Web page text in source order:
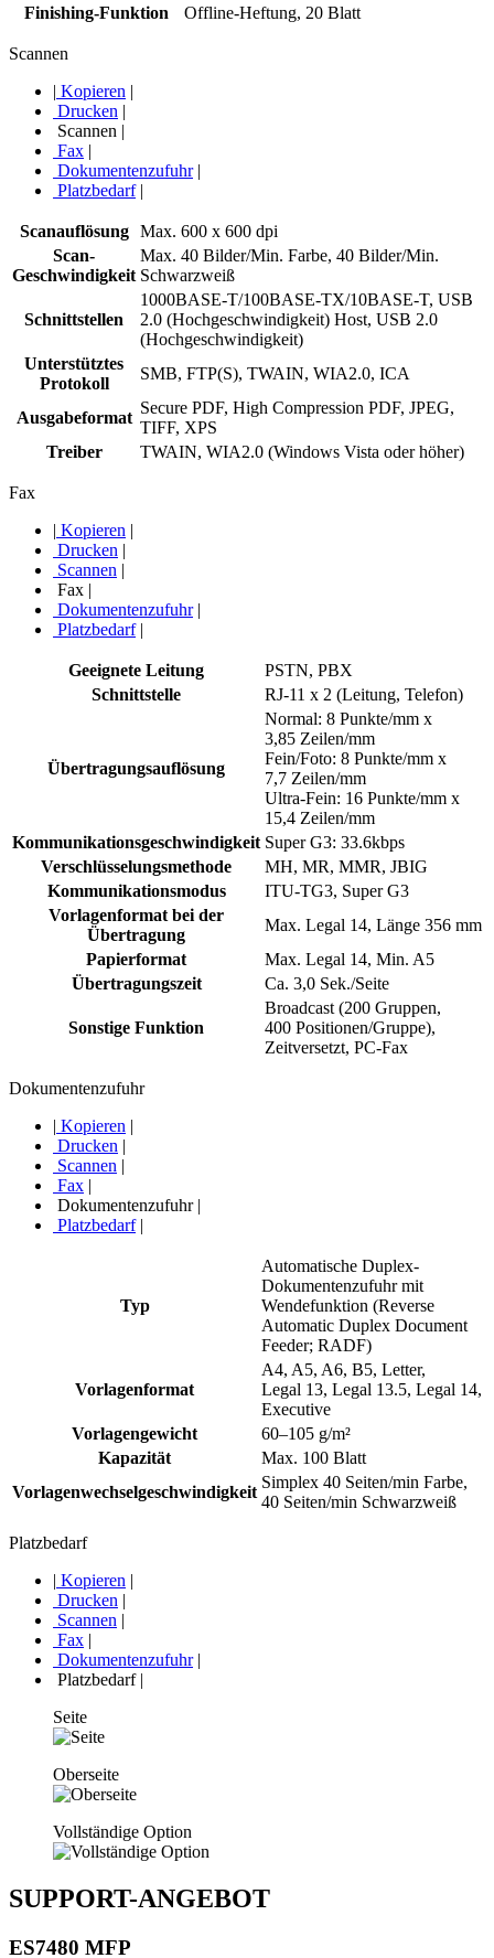
Finishing-Funktion
Offline-Heftung, 20 Blatt
Scannen
| Kopieren |
Drucken |
Scannen |
Fax |
Dokumentenzufuhr|
Platzbedarf|
Scanauflösung
Max. 600 x 600 dpi
Scan-
Geschwindigkeit
Max. 40 Bilder/Min. Farbe, 40 Bilder/Min.
Schwarzweiß
Schnittstellen
1000BASE-T/100BASE-TX/10BASE-T, USB
2.0 (Hochgeschwindigkeit) Host, USB 2.0
(Hochgeschwindigkeit)
Unterstütztes
Protokoll
SMB, FTP(S), TWAIN, WIA2.0, ICA
Ausgabeformat
Secure PDF, High Compression PDF, JPEG,
TIFF, XPS
Treiber
TWAIN, WIA2.0 (Windows Vista oder höher)
Fax
| Kopieren |
Drucken |
Scannen |
Fax |
Dokumentenzufuhr|
Platzbedarf|
Geeignete Leitung
PSTN, PBX
Schnittstelle
RJ-11 x 2 (Leitung, Telefon)
Übertragungsauflösung
Normal: 8 Punkte/mm x
3,85 Zeilen/mm
Fein/Foto: 8 Punkte/mm x
7,7 Zeilen/mm
Ultra-Fein: 16 Punkte/mm x
15,4 Zeilen/mm
Kommunikationsgeschwindigkeit Super G3: 33.6kbps
Verschlüsselungsmethode
MH, MR, MMR, JBIG
Kommunikationsmodus
ITU-TG3, Super G3
Vorlagenformat bei der
Übertragung
Max. Legal 14, Länge 356 mm
Papierformat
Max. Legal 14, Min. A5
Übertragungszeit
Ca. 3,0 Sek./Seite
Sonstige Funktion
Broadcast (200 Gruppen,
400 Positionen/Gruppe),
Zeitversetzt, PC-Fax
Dokumentenzufuhr
| Kopieren |
Drucken |
Scannen |
Fax |
Dokumentenzufuhr|
Platzbedarf|
Typ
Automatische Duplex-
Dokumentenzufuhr mit
Wendefunktion (Reverse
Automatic Duplex Document
Feeder; RADF)
Vorlagenformat
A4, A5, A6, B5, Letter,
Legal 13, Legal 13.5, Legal 14,
Executive
Vorlagengewicht
60–105 g/m²
Kapazität
Max. 100 Blatt
Vorlagenwechselgeschwindigkeit
Simplex 40 Seiten/min Farbe,
40 Seiten/min Schwarzweiß
Platzbedarf
| Kopieren |
Drucken |
Scannen |
Fax |
Dokumentenzufuhr|
Platzbedarf|
Seite
Oberseite
Vollständige Option
SUPPORT-ANGEBOT
ES7480 MFP